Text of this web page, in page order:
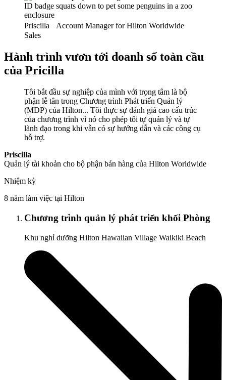
Priscilla Account Manager for Hilton Worldwide
Sales
Hành trình vươn tới doanh số toàn cầu
của Pricilla
Tôi bắt đầu sự nghiệp của mình với trọng tâm là bộ
phận lễ tân trong Chương trình Phát triển Quản lý
(MDP) của Hilton... Tôi thực sự đánh giá cao cấu trúc
của chương trình vì nó cho phép tôi tự quản lý và tự
lãnh đạo trong khi vẫn có sự hướng dẫn và các công cụ
hỗ trợ.
Priscilla
Quản lý tài khoản cho bộ phận bán hàng của Hilton Worldwide
Nhiệm kỳ
8 năm làm việc tại Hilton
Chương trình quản lý phát triển khối Phòng
Khu nghỉ dưỡng Hilton Hawaiian Village Waikiki Beach